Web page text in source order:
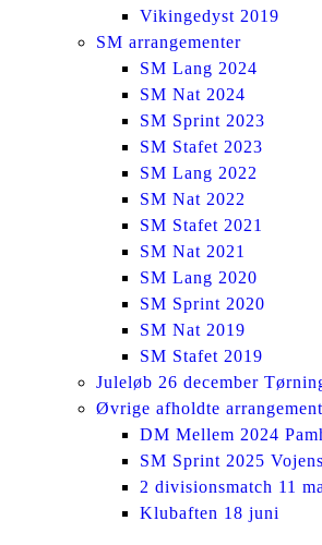
Vikingedyst 2019
SM arrangementer
SM Lang 2024
SM Nat 2024
SM Sprint 2023
SM Stafet 2023
SM Lang 2022
SM Nat 2022
SM Stafet 2021
SM Nat 2021
SM Lang 2020
SM Sprint 2020
SM Nat 2019
SM Stafet 2019
Juleløb 26 december
Øvrige afholdte
DM Mellem 2024
SM Sprint 2025 Vojens
2 divisionsmatch 11
Klubaften 18 juni